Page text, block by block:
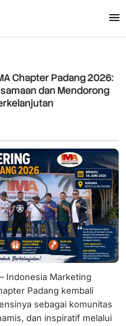
Chapter Padang 2026:
dan Mendorong
– Indonesia Marketing
Padang kembali
sebagai komunitas
dan inspiratif melalui